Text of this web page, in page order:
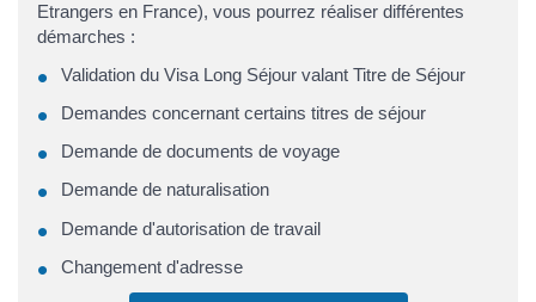
Etrangers en France), vous pourrez réaliser différentes
démarches :
Validation du Visa Long Séjour valant Titre de Séjour
Demandes concernant certains titres de séjour
Demande de documents de voyage
Demande de naturalisation
Demande d'autorisation de travail
Changement d'adresse